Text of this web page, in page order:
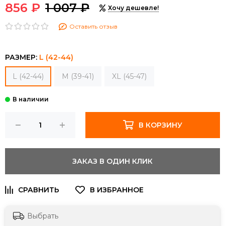
856 ₽ 1 007 ₽ Хочу дешевле!
Оставить отзыв
РАЗМЕР: L (42-44)
L (42-44) M (39-41) XL (45-47)
В КОРЗИНУ
ЗАКАЗ В ОДИН КЛИК
Выбрать